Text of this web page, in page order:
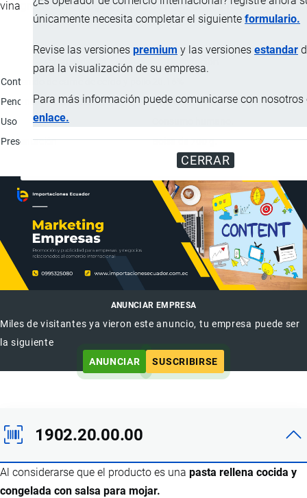
únicamente necesita completar el siguiente formulario.
Revise las versiones premium y las versiones estandar
para la visualización de su empresa.
Para más información puede comunicarse con nosotros
enlace.
CERRAR
vinagre destilado, agua, jarabe de maíz de alta fructuosa y sal).
Característica
Contenido de carne de cerdo y pollo
Peno neto de la pieza
21.678 g
Uso
Presentación
Bolsa de 700 g.
ANUNCIAR EMPRESA
Miles de visitantes ya vieron este anuncio, tu empresa puede ser
la siguiente
ANUNCIAR
SUSCRIBIRSE
1902.20.00.00
Al considerarse que el producto es una pasta rellena cocida y
congelada con salsa para mojar.